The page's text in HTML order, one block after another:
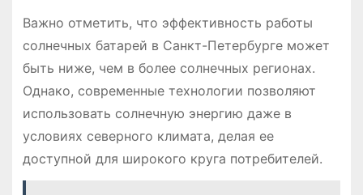
Важно отметить, что эффективность работы
солнечных батарей в Санкт-Петербурге может
быть ниже, чем в более солнечных регионах.
Однако, современные технологии позволяют
использовать солнечную энергию даже в
условиях северного климата, делая ее
доступной для широкого круга потребителей.